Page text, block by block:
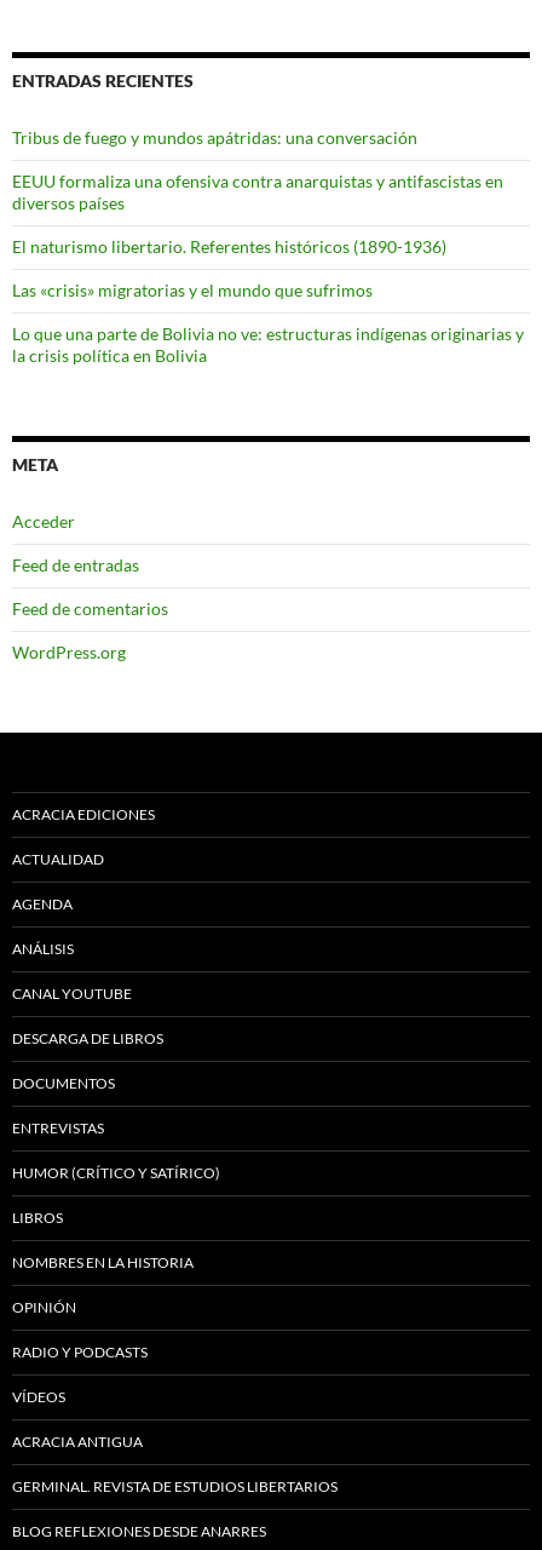
ENTRADAS RECIENTES
Tribus de fuego y mundos apátridas: una conversación
EEUU formaliza una ofensiva contra anarquistas y antifascistas en
diversos países
El naturismo libertario. Referentes históricos (1890-1936)
Las «crisis» migratorias y el mundo que sufrimos
Lo que una parte de Bolivia no ve: estructuras indígenas originarias y
la crisis política en Bolivia
META
Acceder
Feed de entradas
Feed de comentarios
WordPress.org
ACRACIA EDICIONES
ACTUALIDAD
AGENDA
ANÁLISIS
CANAL YOUTUBE
DESCARGA DE LIBROS
DOCUMENTOS
ENTREVISTAS
HUMOR (CRÍTICO Y SATÍRICO)
LIBROS
NOMBRES EN LA HISTORIA
OPINIÓN
RADIO Y PODCASTS
VÍDEOS
ACRACIA ANTIGUA
GERMINAL. REVISTA DE ESTUDIOS LIBERTARIOS
BLOG REFLEXIONES DESDE ANARRES